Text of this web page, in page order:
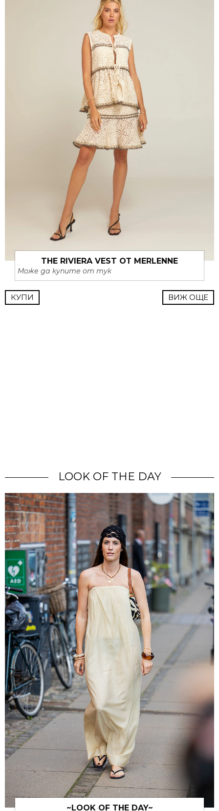
THE RIVIERA VEST ОТ MERLENNE
Може да купите от тук
КУПИ ВИЖ ОЩЕ
LOOK OF THE DAY
~LOOK OF THE DAY~